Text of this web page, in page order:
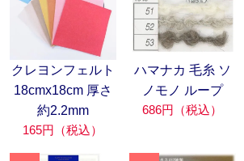
クレヨンフェルト
18cmx18cm 厚さ
約2.2mm
165円（税込）
ハマナカ 毛糸 ソ
ノモノ ループ
686円（税込）